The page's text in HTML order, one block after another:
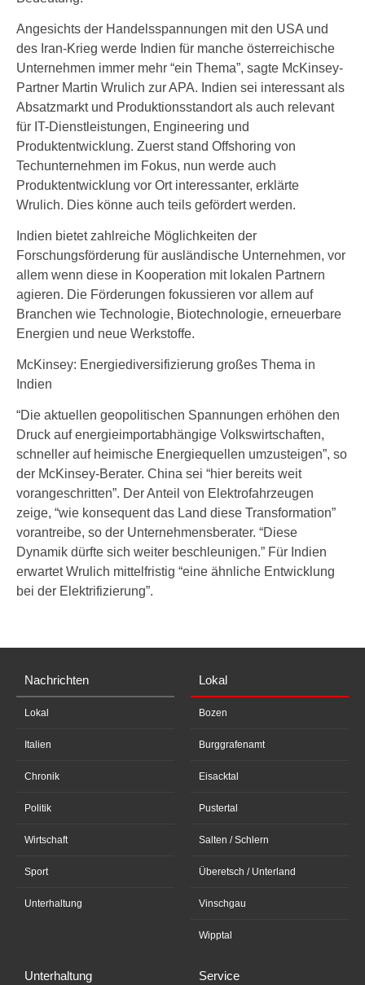
Angesichts der Handelsspannungen mit den USA und
des Iran-Krieg werde Indien für manche österreichische
Unternehmen immer mehr “ein Thema”, sagte McKinsey-
Partner Martin Wrulich zur APA. Indien sei interessant als
Absatzmarkt und Produktionsstandort als auch relevant
für IT-Dienstleistungen, Engineering und
Produktentwicklung. Zuerst stand Offshoring von
Techunternehmen im Fokus, nun werde auch
Produktentwicklung vor Ort interessanter, erklärte
Wrulich. Dies könne auch teils gefördert werden.
Indien bietet zahlreiche Möglichkeiten der
Forschungsförderung für ausländische Unternehmen, vor
allem wenn diese in Kooperation mit lokalen Partnern
agieren. Die Förderungen fokussieren vor allem auf
Branchen wie Technologie, Biotechnologie, erneuerbare
Energien und neue Werkstoffe.
McKinsey: Energiediversifizierung großes Thema in
Indien
“Die aktuellen geopolitischen Spannungen erhöhen den
Druck auf energieimportabhängige Volkswirtschaften,
schneller auf heimische Energiequellen umzusteigen”, so
der McKinsey-Berater. China sei “hier bereits weit
vorangeschritten”. Der Anteil von Elektrofahrzeugen
zeige, “wie konsequent das Land diese Transformation”
vorantreibe, so der Unternehmensberater. “Diese
Dynamik dürfte sich weiter beschleunigen.” Für Indien
erwartet Wrulich mittelfristig “eine ähnliche Entwicklung
bei der Elektrifizierung”.
Nachrichten
Lokal
Italien
Chronik
Politik
Wirtschaft
Sport
Unterhaltung
Lokal
Bozen
Burggrafenamt
Eisacktal
Pustertal
Salten / Schlern
Überetsch / Unterland
Vinschgau
Wipptal
Unterhaltung Service